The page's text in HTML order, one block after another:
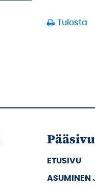
Tulosta
ETUSIVU
ASUMINEN